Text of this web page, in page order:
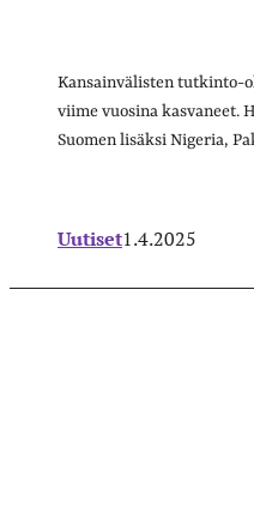
Kansainvälisten tutkinto-
viime vuosina kasvaneet.
Suomen lisäksi Nigeria,
Uutiset1.4.2025